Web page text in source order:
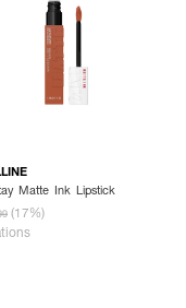
Matte Ink Lipstick
(17%)